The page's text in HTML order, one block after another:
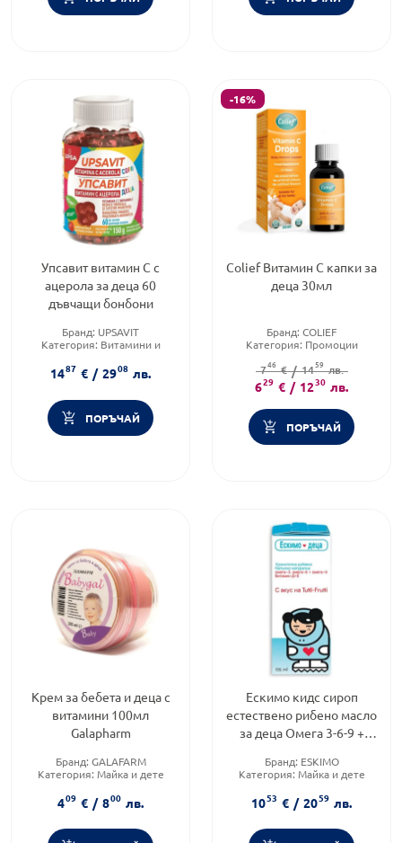
Упсавит витамин С с
ацерола за деца 60
дъвчащи бонбони
Бранд: UPSAVIT
Категория: Витамини и
Форма на продукта: дъвчащи
бонбони
1487 € / 2908 лв.
ПОРЪЧАЙ
-16%
Colief Витамин С капки за
деца 30мл
Бранд: COLIEF
Категория: Промоции
746€ / 1459лв.
629 € / 1230 лв.
ПОРЪЧАЙ
Крем за бебета и деца с
витамини 100мл
Galapharm
Бранд: GALAFARM
Категория: Майка и дете
409 € / 800 лв.
Ескимо кидс сироп
естествено рибено масло
за деца Омега 3-6-9 +
Бранд: ESKIMO
Категория: Майка и дете
1053 € / 2059 лв.